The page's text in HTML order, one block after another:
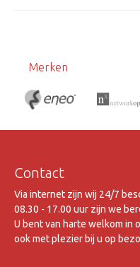
Merken
Contact
Via internet zijn wij 24/7
08.30 - 17.00 uur zijn we
U bent van harte welkom in
ook met plezier bij u op